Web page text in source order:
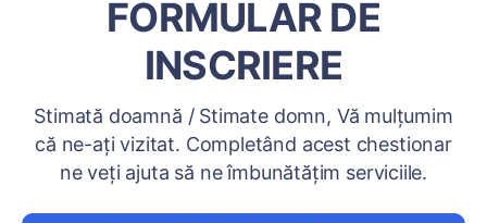
FORMULAR DE
INSCRIERE
Stimată doamnă / Stimate domn, Vă mulțumim
că ne-ați vizitat. Completând acest chestionar
ne veți ajuta să ne îmbunătățim serviciile.